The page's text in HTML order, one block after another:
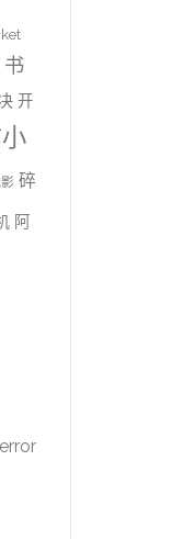
书
开
碎
阿